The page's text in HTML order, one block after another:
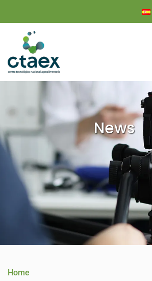
RESEARCH
SERVICES
EVENTS
NEWS
CONTACT
News
Home